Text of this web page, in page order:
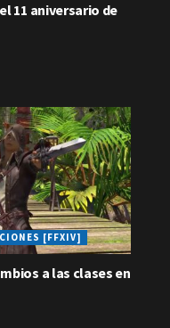
11 aniversario de
[FFXIV]
a las clases en